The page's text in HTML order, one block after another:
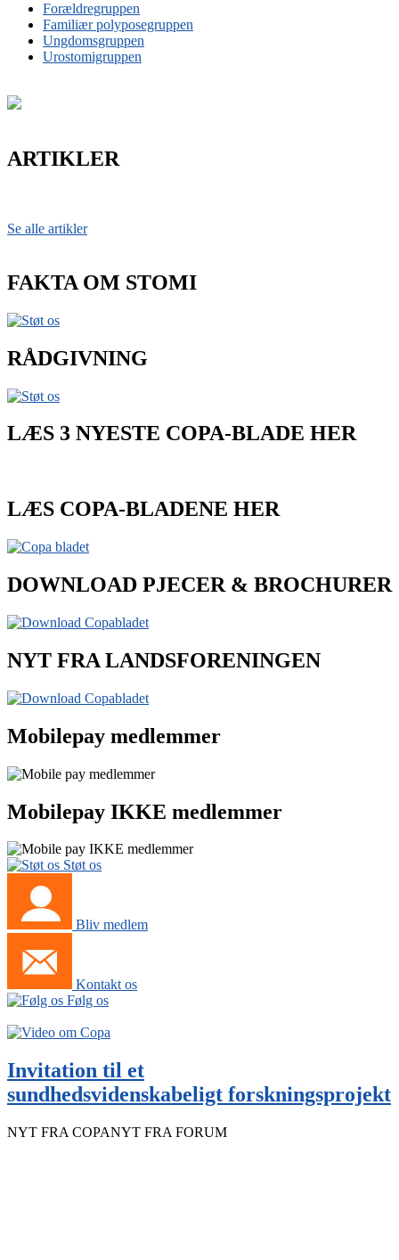
Forældregruppen
Familiær polyposegruppen
Ungdomsgruppen
Urostomigruppen
ARTIKLER
Se alle artikler
FAKTA OM STOMI
RÅDGIVNING
LÆS 3 NYESTE COPA-BLADE HER
LÆS COPA-BLADENE HER
DOWNLOAD PJECER & BROCHURER
NYT FRA LANDSFORENINGEN
Mobilepay medlemmer
Mobilepay IKKE medlemmer
Støt os
Bliv medlem
Kontakt os
Følg os
Invitation til et
sundhedsvidenskabeligt forskningsprojekt
NYT FRA COPANYT FRA FORUM